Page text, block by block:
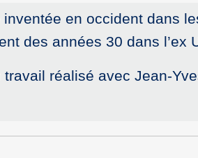
en occident dans
des années 30 dans l’ex
réalisé avec Jean-